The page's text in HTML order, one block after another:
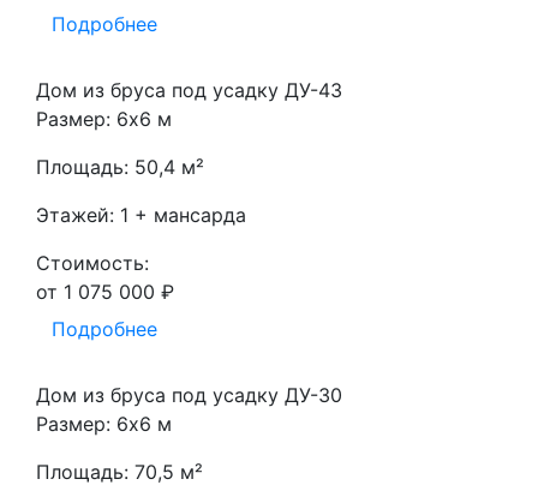
Подробнее
Дом из бруса под усадку ДУ-43
Размер: 6х6 м
Площадь: 50,4 м²
Этажей: 1 + мансарда
Стоимость:
от 1 075 000 ₽
Подробнее
Дом из бруса под усадку ДУ-30
Размер: 6х6 м
Площадь: 70,5 м²